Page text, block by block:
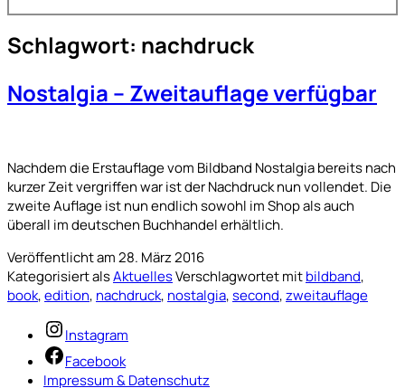
Schlagwort: nachdruck
Nostalgia – Zweitauflage verfügbar
Nachdem die Erstauflage vom Bildband Nostalgia bereits nach
kurzer Zeit vergriffen war ist der Nachdruck nun vollendet. Die
zweite Auflage ist nun endlich sowohl im Shop als auch
überall im deutschen Buchhandel erhältlich.
Veröffentlicht am28. März 2016
Kategorisiert alsAktuellesVerschlagwortet mitbildband,
book,edition, nachdruck, nostalgia,second,zweitauflage
Instagram
Facebook
Impressum & Datenschutz